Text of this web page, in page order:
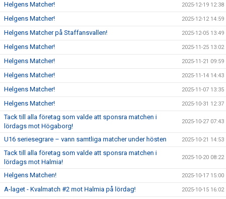
Helgens Matcher! 2025-12-19 12:38
Helgens Matcher! 2025-12-12 14:59
Helgens Matcher på Staffansvallen! 2025-12-05 13:49
Helgens Matcher! 2025-11-25 13:02
Helgens Matcher! 2025-11-21 09:59
Helgens Matcher! 2025-11-14 14:43
Helgens Matcher! 2025-11-07 13:35
Helgens Matcher! 2025-10-31 12:37
Tack till alla företag som valde att sponsra matchen i
lördags mot Högaborg!
2025-10-27 07:43
U16 seriesegrare – vann samtliga matcher under hösten 2025-10-21 14:53
Tack till alla företag som valde att sponsra matchen i
lördags mot Halmia!
2025-10-20 08:22
Helgens Matchen! 2025-10-17 15:00
A-laget - Kvalmatch #2 mot Halmia på lördag! 2025-10-15 16:02